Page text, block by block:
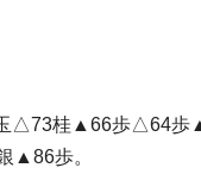
△73桂▲66歩△64歩
▲86歩。